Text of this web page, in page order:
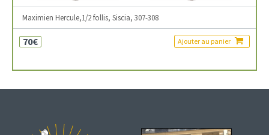
Maximien Hercule,1/2 follis, Siscia, 307-308
70€ Ajouter au panier